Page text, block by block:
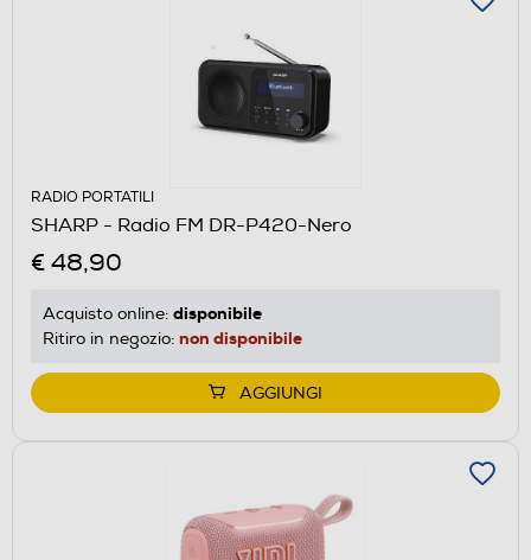
RADIO PORTATILI
SHARP - Radio FM DR-P420-Nero
€ 48,90
Acquisto online: disponibile
Ritiro in negozio: non disponibile
AGGIUNGI